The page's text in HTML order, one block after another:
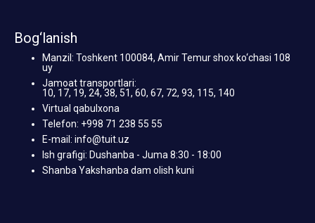
Bog‘lanish
Manzil: Toshkent 100084, Amir Temur shox ko‘chasi 108
uy
Jamoat transportlari:
10, 17, 19, 24, 38, 51, 60, 67, 72, 93, 115, 140
Virtual qabulxona
Telefon: +998 71 238 55 55
E-mail: info@tuit.uz
Ish grafigi: Dushanba - Juma 8:30 - 18:00
Shanba Yakshanba dam olish kuni